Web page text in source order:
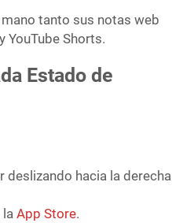
mano tanto sus notas web
YouTube Shorts.
Estado de
deslizando hacia la derecha
laApp Store.